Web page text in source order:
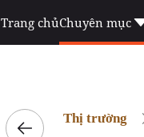
Trang chủChuyên mục
Thị trường